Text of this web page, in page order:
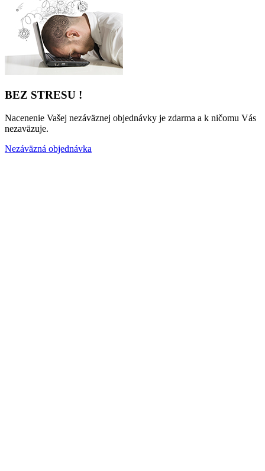
BEZ STRESU !
Nacenenie Vašej nezáväznej objednávky je zdarma a k ničomu Vás
nezaväzuje.
Nezáväzná objednávka